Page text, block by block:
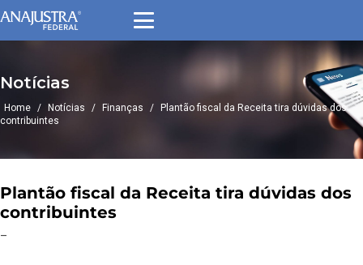
Notícias
Home / Notícias / Finanças /
Plantão fiscal da Receita tira dúvidas dos
contribuintes
Plantão fiscal da Receita tira dúvidas dos
contribuintes
–